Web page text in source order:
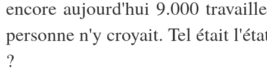
encore aujourd'hui 9.000
personne n'y croyait. Tel était
?